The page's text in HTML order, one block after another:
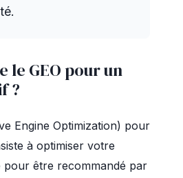
le GEO pour un
?
Engine Optimization) pour
à optimiser votre
pour être recommandé par